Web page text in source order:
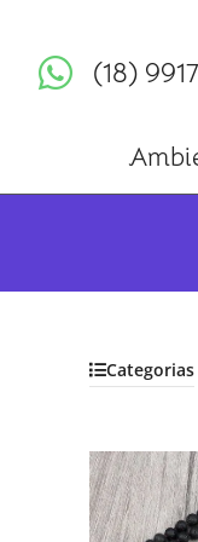
(18)
Categorias